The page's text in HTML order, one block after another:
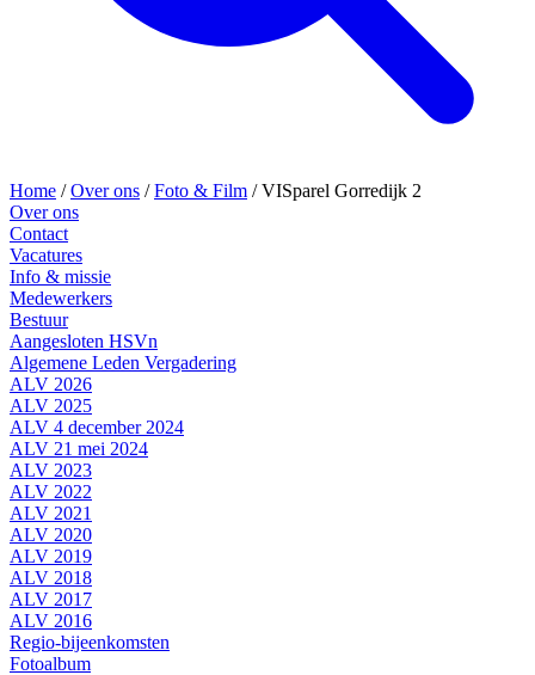
Home /Over ons /Foto & Film /VISparel Gorredijk 2
Over ons
Contact
Vacatures
Info & missie
Medewerkers
Bestuur
Aangesloten HSVn
Algemene Leden Vergadering
ALV 2026
ALV 2025
ALV 4 december 2024
ALV 21 mei 2024
ALV 2023
ALV 2022
ALV 2021
ALV 2020
ALV 2019
ALV 2018
ALV 2017
ALV 2016
Regio-bijeenkomsten
Fotoalbum